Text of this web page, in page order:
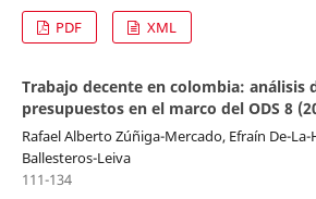
PDF
XML
Trabajo decente en colombia: análisis
presupuestos en el marco del ODS 8
Rafael Alberto Zúñiga-Mercado, Efraín De-
Ballesteros-Leiva
111-134